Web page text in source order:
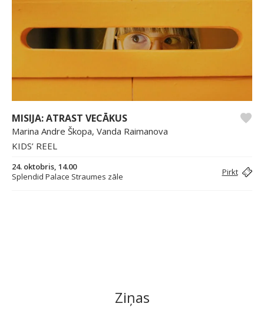
MISIJA: ATRAST VECĀKUS
Marina Andre Škopa, Vanda Raimanova
KIDS’ REEL
24. oktobris, 14.00
Splendid Palace Straumes zāle
Pirkt
Ziņas